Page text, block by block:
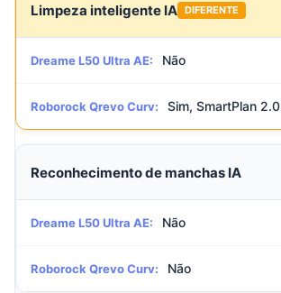
Limpeza inteligente IA DIFERENTE
Dreame L50 Ultra AE: Não
Roborock Qrevo Curv: Sim, SmartPlan 2.0
Reconhecimento de manchas IA
Dreame L50 Ultra AE: Não
Roborock Qrevo Curv: Não